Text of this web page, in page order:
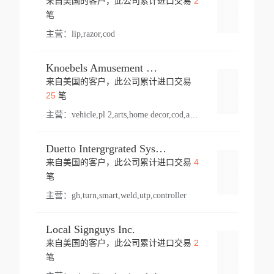
笔
主营： lip,razor,cod
Knoebels Amusement Resort
来自美国的客户，此公司累计进口交易
25笔
主营： vehicle,pl 2,arts,home decor,cod,amusement ride,sea
Duetto Intergrgrated Systems Inc.
来自美国的客户，此公司累计进口交易 4
笔
主营： gh,turn,smart,weld,utp,controller
Local Signguys Inc.
来自美国的客户，此公司累计进口交易 2
笔